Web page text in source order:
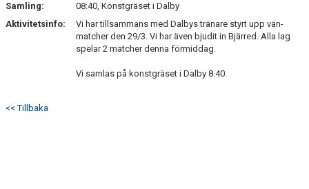
Samling:
08:40, Konstgräset i Dalby
Aktivitetsinfo:
Vi har tillsammans med Dalbys tränare styrt upp vän-
matcher den 29/3. Vi har även bjudit in Bjärred. Alla lag
spelar 2 matcher denna förmiddag.
Vi samlas på konstgräset i Dalby 8.40.
<< Tillbaka